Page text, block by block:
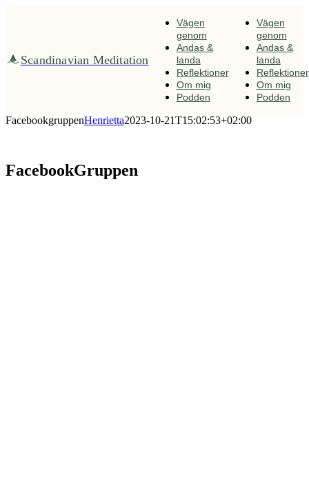
Scandinavian Meditation
Vägen
genom
Andas &
landa
Reflektioner
Om mig
Podden
Vägen
genom
Andas &
landa
Reflektioner
Om mig
Podden
FacebookgruppenHenrietta2023-10-21T15:02:53+02:00
FacebookGruppen